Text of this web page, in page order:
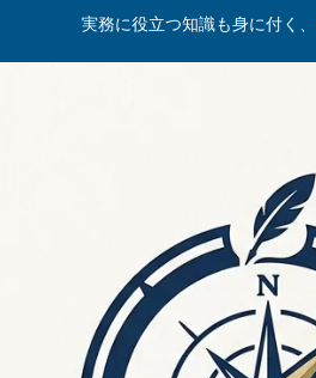
実務に役立つ知識も身に付く